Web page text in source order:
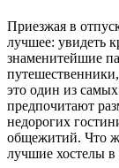
Приезжая в
лучшее: увидеть
знаменитейшие
это один из
предпочитают
недорогих
общежитий. Что
лучшие хостелы